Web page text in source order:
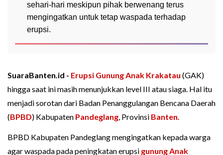
sehari-hari meskipun pihak berwenang terus
mengingatkan untuk tetap waspada terhadap
erupsi.
SuaraBanten.id - Erupsi Gunung Anak Krakatau (GAK)
hingga saat ini masih menunjukkan level III atau siaga. Hal itu
menjadi sorotan dari Badan Penanggulangan Bencana Daerah
(BPBD) Kabupaten Pandeglang, Provinsi Banten.
BPBD Kabupaten Pandeglang mengingatkan kepada warga
agar waspada pada peningkatan erupsi gunung Anak